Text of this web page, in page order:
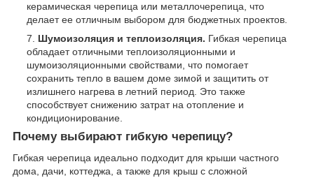
керамическая черепица или металлочерепица, что
делает ее отличным выбором для бюджетных проектов.
Шумоизоляция и теплоизоляция. Гибкая черепица
обладает отличными теплоизоляционными и
шумоизоляционными свойствами, что помогает
сохранить тепло в вашем доме зимой и защитить от
излишнего нагрева в летний период. Это также
способствует снижению затрат на отопление и
кондиционирование.
Почему выбирают гибкую черепицу?
Гибкая черепица идеально подходит для крыши частного
дома, дачи, коттеджа, а также для крыш с сложной